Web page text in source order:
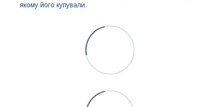
якому його купували.